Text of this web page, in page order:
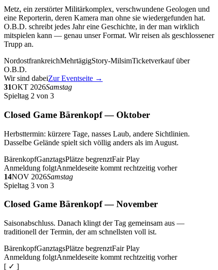
Metz, ein zerstörter Militärkomplex, verschwundene Geologen und
eine Reporterin, deren Kamera man ohne sie wiedergefunden hat.
O.B.D. schreibt jedes Jahr eine Geschichte, in der man wirklich
mitspielen kann — genau unser Format. Wir reisen als geschlossener
Trupp an.
NordostfrankreichMehrtägigStory-MilsimTicketverkauf über
O.B.D.
Wir sind dabeiZur Eventseite →
31OKT 2026Samstag
Spieltag 2 von 3
Closed Game Bärenkopf — Oktober
Herbsttermin: kürzere Tage, nasses Laub, andere Sichtlinien.
Dasselbe Gelände spielt sich völlig anders als im August.
BärenkopfGanztagsPlätze begrenztFair Play
Anmeldung folgtAnmeldeseite kommt rechtzeitig vorher
14NOV 2026Samstag
Spieltag 3 von 3
Closed Game Bärenkopf — November
Saisonabschluss. Danach klingt der Tag gemeinsam aus —
traditionell der Termin, der am schnellsten voll ist.
BärenkopfGanztagsPlätze begrenztFair Play
Anmeldung folgtAnmeldeseite kommt rechtzeitig vorher
[ ✓ ]